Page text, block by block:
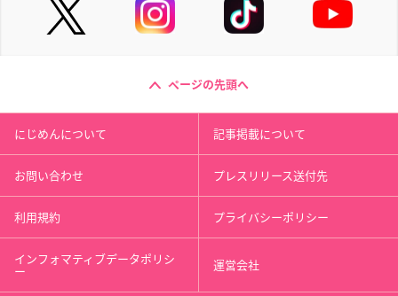
ページの先頭へ
にじめんについて 記事掲載について
お問い合わせ プレスリリース送付先
利用規約 プライバシーポリシー
インフォマティブデータポリシ
ー 運営会社